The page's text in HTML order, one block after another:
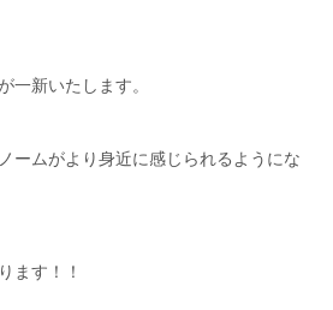
一新いたします。
ームがより身近に感じられるようにな
ます！！